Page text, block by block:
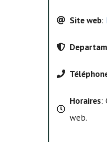
Site web:
Horaires:
web.